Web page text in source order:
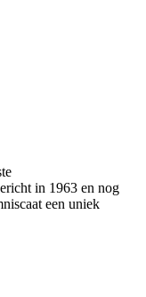
in 1963 en nog
een uniek